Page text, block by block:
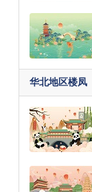
华北地区楼凤